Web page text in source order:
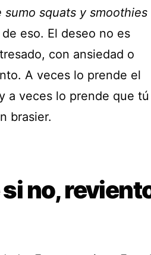
squats y smoothies
eso. El deseo no es
con ansiedad o
A veces lo prende el
a veces lo prende que
brasier.
no,